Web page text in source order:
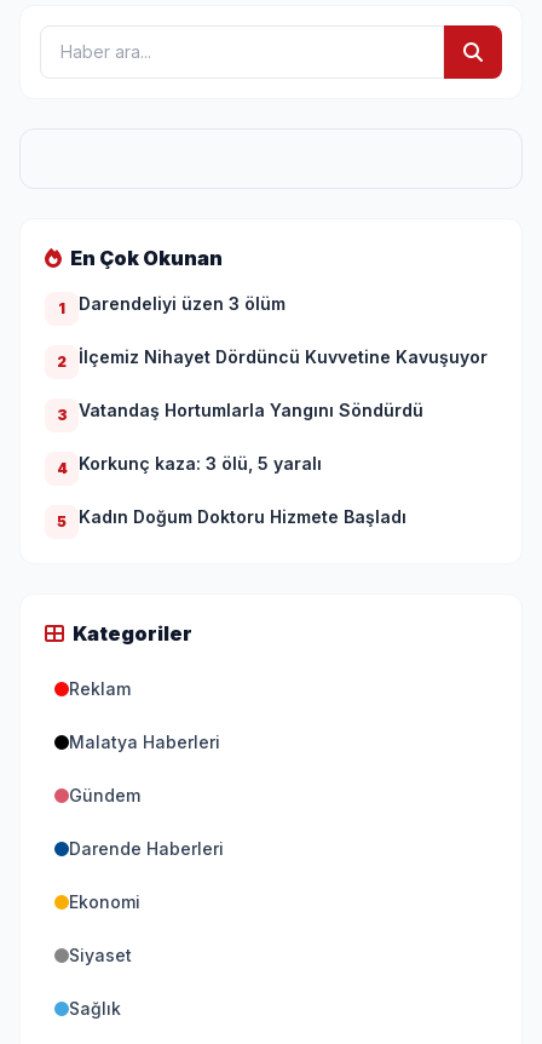
En Çok Okunan
1 Darendeliyi üzen 3 ölüm
2 İlçemiz Nihayet Dördüncü Kuvvetine Kavuşuyor
3 Vatandaş Hortumlarla Yangını Söndürdü
4 Korkunç kaza: 3 ölü, 5 yaralı
5 Kadın Doğum Doktoru Hizmete Başladı
Kategoriler
Reklam
Malatya Haberleri
Gündem
Darende Haberleri
Ekonomi
Siyaset
Sağlık